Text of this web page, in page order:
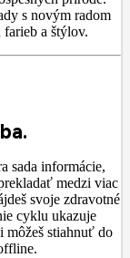
s novým radom
a štýlov.
sada informácie,
medzi viac
svoje zdravotné
cyklu ukazuje
môžeš stiahnuť do